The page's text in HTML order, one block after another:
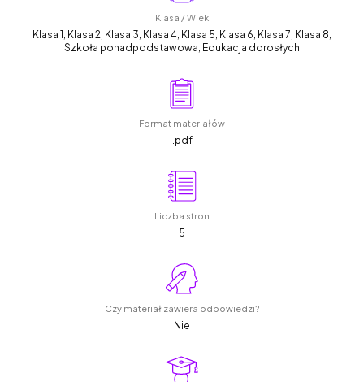
Klasa / Wiek
Klasa 1, Klasa 2, Klasa 3, Klasa 4, Klasa 5, Klasa 6, Klasa 7, Klasa 8,
Szkoła ponadpodstawowa, Edukacja dorosłych
Format materiałów
.pdf
Liczba stron
5
Czy materiał zawiera odpowiedzi?
Nie